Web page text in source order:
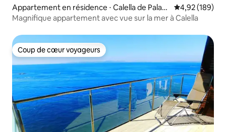
Appartement en résidence ⋅ Calella de Palafr
ugell
Évaluation
4,92 (189)
Magnifique appartement avec vue sur la mer à Calella
Coup de cœur voyageurs
Coup de cœur voyageurs